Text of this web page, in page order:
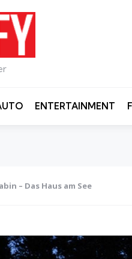
ENTERTAINMENT
– Das Haus am See